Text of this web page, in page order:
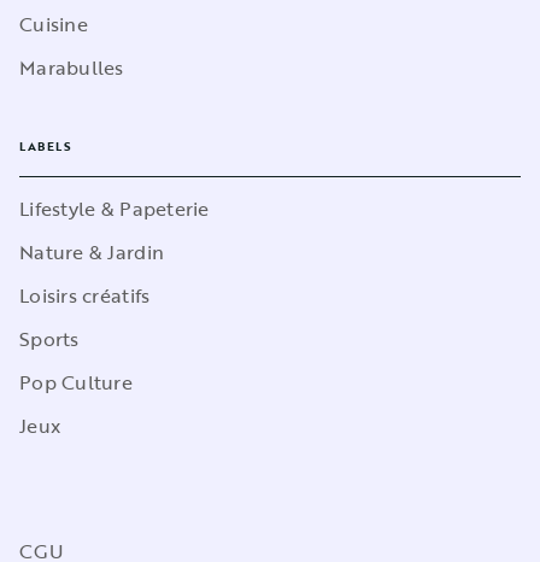
Cuisine
Marabulles
LABELS
Lifestyle & Papeterie
Nature & Jardin
Loisirs créatifs
Sports
Pop Culture
Jeux
CGU